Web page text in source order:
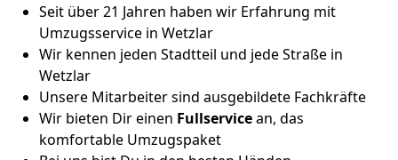
Seit über 21 Jahren haben wir Erfahrung mit
Umzugsservice in Wetzlar
Wir kennen jeden Stadtteil und jede Straße in
Wetzlar
Unsere Mitarbeiter sind ausgebildete Fachkräfte
Wir bieten Dir einen Fullservicean, das
komfortable Umzugspaket